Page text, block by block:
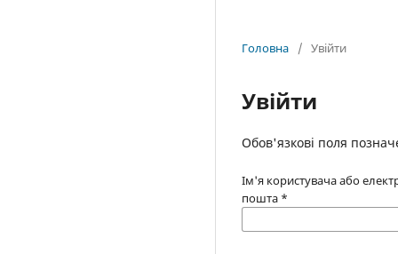
Головна / Увійти
Увійти
Обов'язкові поля
Ім'я користувача або
пошта *